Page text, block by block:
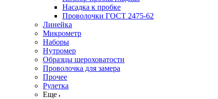
Насадка к пробке
Проволочки ГОСТ 2475-62
Линейка
Микрометр
Наборы
Нутромер
Образцы шероховатости
Проволочка для замера
Прочее
Рулетка
Еще